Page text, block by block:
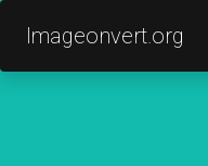
Imageonvert.org